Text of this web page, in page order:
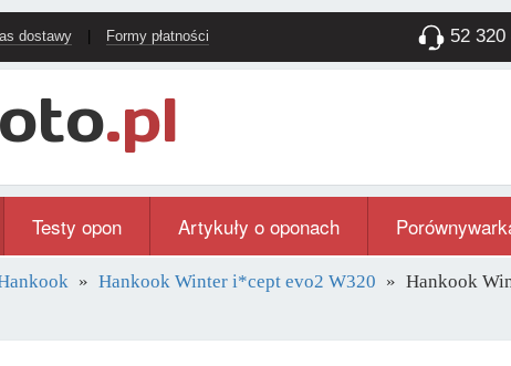
dostawy Formy płatności 52 320
Testy opon Artykuły o oponach
Hankook Winter i*cept evo2 W320 Hankook